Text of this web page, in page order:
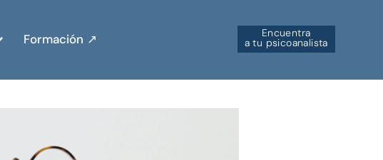
Formación ↗︎ Encuentra
a tu psicoanalista